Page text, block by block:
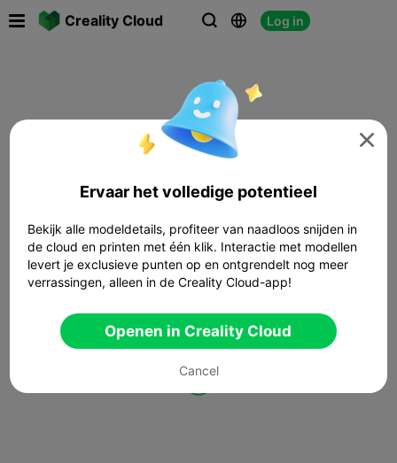
Creality Cloud   Log in

Ervaar het volledige potentieel
Bekijk alle modeldetails, profiteer van naadloos snijden in
de cloud en printen met één klik. Interactie met modellen
levert je exclusieve punten op en ontgrendelt nog meer
verrassingen, alleen in de Creality Cloud-app!
Openen in Creality Cloud
Cancel